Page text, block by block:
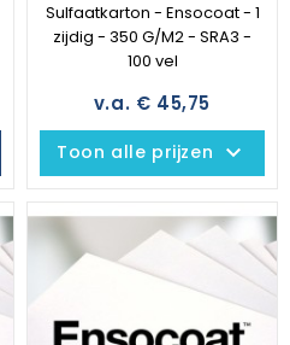
Sulfaatkarton - Ensocoat - 1
zijdig - 350 G/M2 - SRA3 -
100 vel
v.a. € 45,75
Toon alle prijzen keyboard_arrow_down